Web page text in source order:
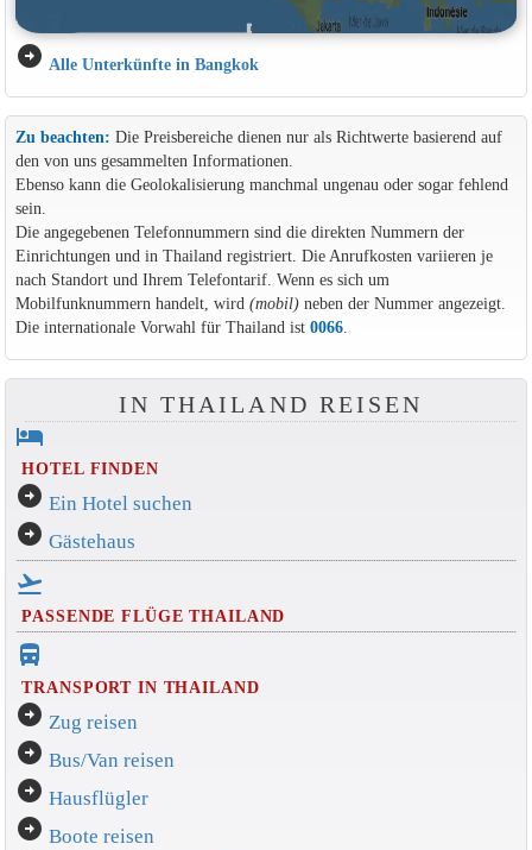
arrow_circle_right Alle Unterkünfte in Bangkok
Zu beachten: Die Preisbereiche dienen nur als Richtwerte basierend auf
den von uns gesammelten Informationen.
Ebenso kann die Geolokalisierung manchmal ungenau oder sogar fehlend
sein.
Die angegebenen Telefonnummern sind die direkten Nummern der
Einrichtungen und in Thailand registriert. Die Anrufkosten variieren je
nach Standort und Ihrem Telefontarif. Wenn es sich um
Mobilfunknummern handelt, wird (mobil)neben der Nummer angezeigt.
Die internationale Vorwahl für Thailand ist 0066.
IN THAILAND REISEN
hotel
HOTEL FINDEN
arrow_circle_right Ein Hotel suchen
arrow_circle_right Gästehaus
flight_takeoff
PASSENDE FLÜGE THAILAND
directions_bus_filled
TRANSPORT IN THAILAND
arrow_circle_right Zug reisen
arrow_circle_right Bus/Van reisen
arrow_circle_right Hausflügler
arrow_circle_right Boote reisen